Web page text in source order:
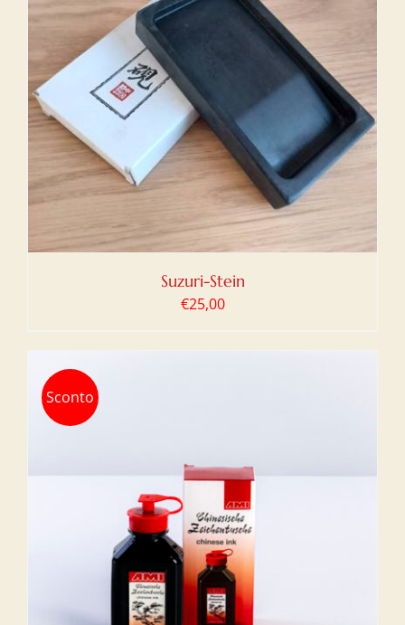
Suzuri-Stein
€25,00
Sconto